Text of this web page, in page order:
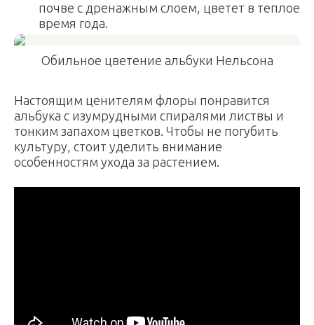
почве с дренажным слоем, цветет в теплое
время года.
Обильное цветение альбуки Нельсона
Настоящим ценителям флоры понравится
альбука с изумрудными спиралями листвы и
тонким запахом цветков. Чтобы не погубить
культуру, стоит уделить внимание
особенностям ухода за растением.